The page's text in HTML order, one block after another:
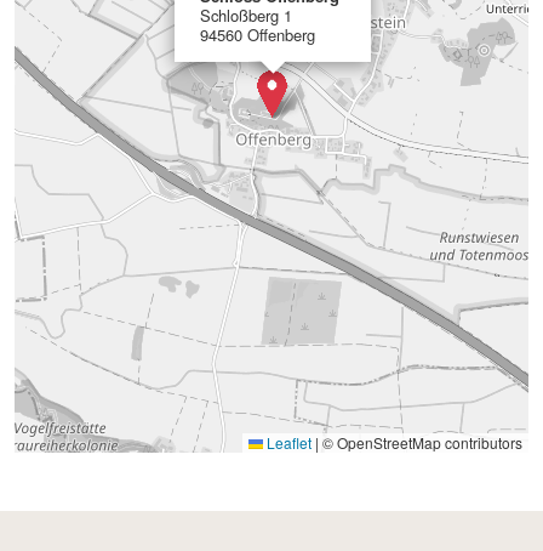
Schloßberg 1
94560 Offenberg
Leaflet | © OpenStreetMap contributors